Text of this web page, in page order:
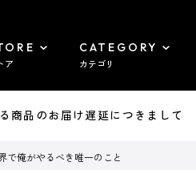
ア
CATEGORY
カテゴリ
品のお届け遅延につきまして
で俺がやるべき唯一のこと